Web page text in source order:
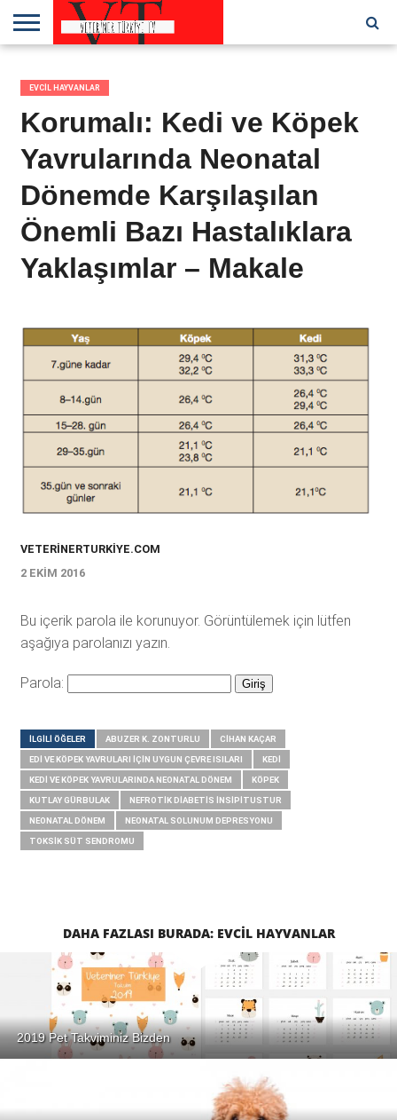
KEDILER
KÖPEKLER
KUŞLAR
ÇIFTLIK
HAYVANLARI
DIĞER
EVCIL
HAYVANLAR
HABERLER
VETERINER
HEKIMLER
KLINIK VE
HASTANELER
VETERINER
HEKIMLERE
ÖZEL
VETERINER
TÜRKIYE
TV
EVCIL HAYVANLAR
Korumalı: Kedi ve Köpek
Yavrularında Neonatal
Dönemde Karşılaşılan
Önemli Bazı Hastalıklara
Yaklaşımlar – Makale
VETERINERTURKIYE.COM
2 EKIM 2016
Bu içerik parola ile korunuyor. Görüntülemek için lütfen
aşağıya parolanızı yazın.
Parola:
İLGILI ÖĞELER ABUZER K. ZONTURLU CIHAN KAÇAR
EDI VE KÖPEK YAVRULARI İÇIN UYGUN ÇEVRE ISILARI KEDI
KEDI VE KÖPEK YAVRULARINDA NEONATAL DÖNEM KÖPEK
KUTLAY GÜRBULAK NEFROTIK DIABETIS İNSIPITUSTUR
NEONATAL DÖNEM NEONATAL SOLUNUM DEPRESYONU
TOKSIK SÜT SENDROMU
DAHA FAZLASI BURADA: EVCIL HAYVANLAR
2019 Pet Takviminiz Bizden